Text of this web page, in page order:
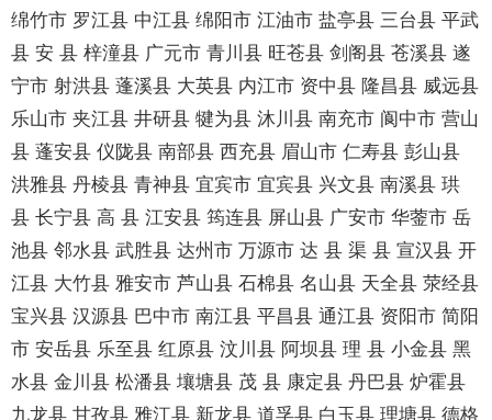
绵竹市 罗江县 中江县 绵阳市 江油市 盐亭县 三台县 平武
县 安 县 梓潼县 广元市 青川县 旺苍县 剑阁县 苍溪县 遂
宁市 射洪县 蓬溪县 大英县 内江市 资中县 隆昌县 威远县
乐山市 夹江县 井研县 犍为县 沐川县 南充市 阆中市 营山
县 蓬安县 仪陇县 南部县 西充县 眉山市 仁寿县 彭山县
洪雅县 丹棱县 青神县 宜宾市 宜宾县 兴文县 南溪县 珙
县 长宁县 高 县 江安县 筠连县 屏山县 广安市 华蓥市 岳
池县 邻水县 武胜县 达州市 万源市 达 县 渠 县 宣汉县 开
江县 大竹县 雅安市 芦山县 石棉县 名山县 天全县 荥经县
宝兴县 汉源县 巴中市 南江县 平昌县 通江县 资阳市 简阳
市 安岳县 乐至县 红原县 汶川县 阿坝县 理 县 小金县 黑
水县 金川县 松潘县 壤塘县 茂 县 康定县 丹巴县 炉霍县
九龙县 甘孜县 雅江县 新龙县 道孚县 白玉县 理塘县 德格